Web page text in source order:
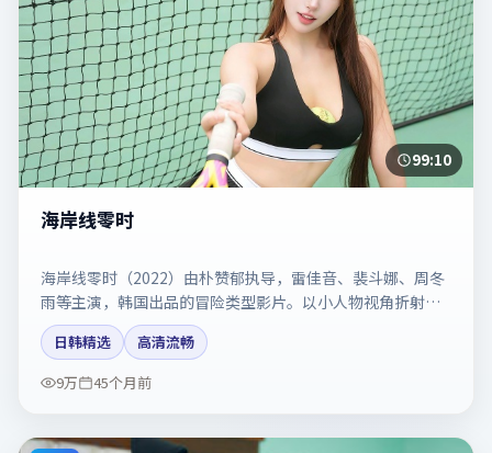
99:10
海岸线零时
海岸线零时（2022）由朴赞郁执导，雷佳音、裴斗娜、周冬
雨等主演，韩国出品的冒险类型影片。以小人物视角折射时
代切片。剧情简介与主创信息可供检索参考，上映日期以片
方资料为准。
日韩精选
高清流畅
9万
45个月前